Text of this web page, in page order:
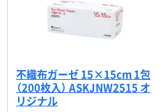
不織布ガーゼ 15×15cm 1包
（200枚入） ASKJNW2515 オ
リジナル